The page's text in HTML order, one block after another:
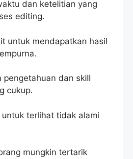
dan ketelitian yang
editing.
untuk mendapatkan hasil
pengetahuan dan skill
cukup.
terlihat tidak alami
mungkin tertarik